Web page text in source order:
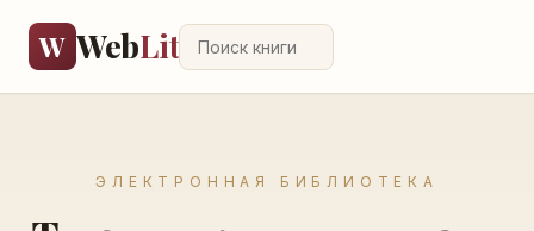
W WebLit
ЭЛЕКТРОННАЯ БИБЛИОТЕКА